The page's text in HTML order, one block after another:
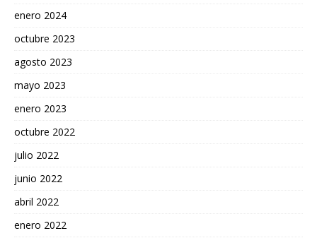
enero 2024
octubre 2023
agosto 2023
mayo 2023
enero 2023
octubre 2022
julio 2022
junio 2022
abril 2022
enero 2022